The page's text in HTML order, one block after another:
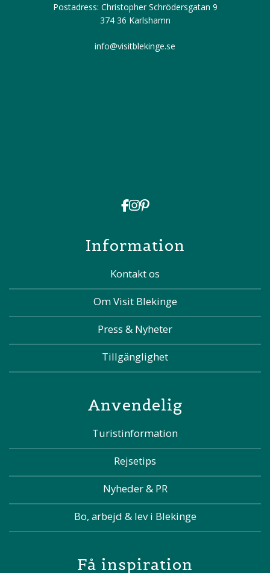
Postadress: Christopher Schrödersgatan 9
374 36 Karlshamn
info@visitblekinge.se
Information
Kontakt os
Om Visit Blekinge
Press & Nyheter
Tillgänglighet
Anvendelig
Turistinformation
Rejsetips
Nyheder & PR
Bo, arbejd & lev i Blekinge
Få inspiration